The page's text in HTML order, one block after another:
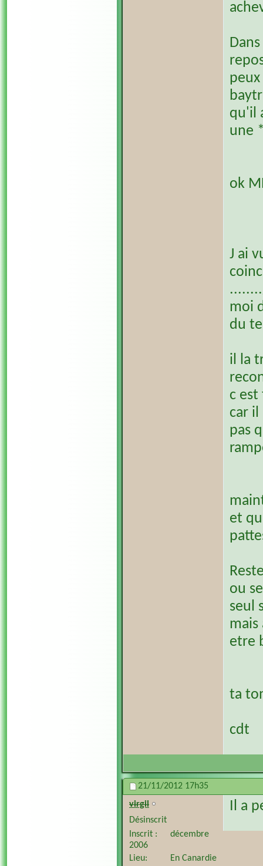
qu'il
une
ok
J ai
moi
du
il la
c est
car il
pas
et
ou
seul
mais
etre
ta
cdt
21/11/2012 17h35
virgil
Désinscrit
Inscrit
décembre
2006
Lieu
En Canardie
Il a